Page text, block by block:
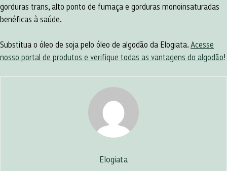
gorduras trans, alto ponto de fumaça e gorduras monoinsaturadas
benéficas à saúde.
Substitua o óleo de soja pelo óleo de algodão da Elogiata. Acesse
nosso portal de produtos e verifique todas as vantagens do algodão!
Elogiata